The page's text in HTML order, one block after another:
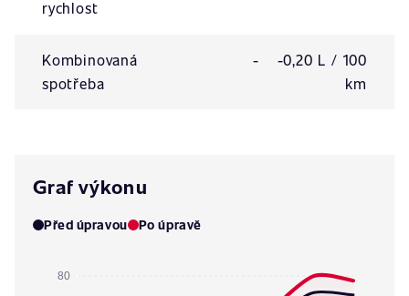
rychlost
Kombinovaná
spotřeba
-
-0,20 L / 100
km
Graf výkonu
Před úpravou Po úpravě
80